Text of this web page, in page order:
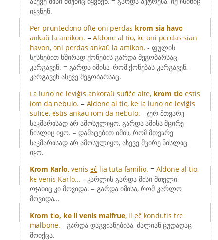
იყვნენ.
Per pruntedono ofte oni perdas krom sia havo
ankaŭ la amikon. = Aldone al tio, ke oni perdas sian
havon, oni perdas ankaŭ la amikon. - ფულის
სესხებით ხშირად ქონების გარდა მეგობარსაც
კარგავენ. = გარდა იმისა, რომ ქონებას კარგავენ,
კარგავენ ასევე მეგობარსაც.
La luno ne leviĝis ankoraŭ sufiĉe alte, krom tio estis
iom da nebulo. = Aldone al tio, ke la luno ne leviĝis
sufiĉe, estis ankaŭ iom da nebulo. - ჯერ მთვარე
საკმარისად არ ამოსულიყო, გარდა ამისა მცირე
ნისლიც იყო. = დამატებით იმის, რომ მთვარე
საკმარისად არ ამოსულიყო, ასევე მცირე ნისლიც
იყო.
Krom Karlo, venis eĉ lia tuta familio. = Aldone al tio,
ke venis Karlo... - კარლის გარდა მისი მთელი
ოჯახიც კი მოვიდა. = გარდა იმისა, რომ კარლო
მოვიდა...
Krom tio, ke li venis malfrue, li eĉ kondutis tre
malbone. - გარდა დაგვიანებისა, ძალიან ცუდადაც
მოიქცა.